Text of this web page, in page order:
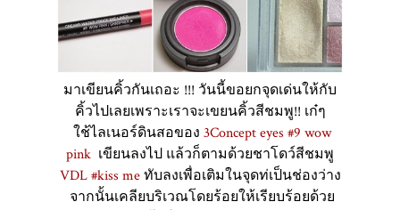
มาเขียนคิ้วกันเถอะ !!! วันนี้ขอยกจุดเด่นให้กับ
คิ้วไปเลยเพราะเราจะเขยนคิ้วสีชมพู!! เก๋ๆ
ใช้ไลเนอร์ดินสอของ 3Concept eyes #9 wow
pink เขียนลงไป แล้วก็ตามด้วยชาโดว์สีชมพู
VDL #kiss meทับลงเพื่อเติมในจุดท่เป็นช่องว่าง
จากนั้นเคลียบริเวณโดยร้อยให้เรียบร้อยด้วย